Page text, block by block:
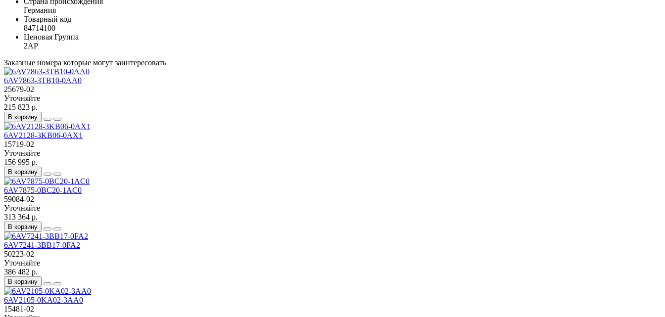
Германия
Товарный код
84714100
Ценовая Группа
2AP
Заказные номера которые могут заинтересовать
6AV7863-3TB10-0AA0
25679-02
Уточняйте
215 823 р.
В корзину
6AV2128-3KB06-0AX1
15719-02
Уточняйте
156 995 р.
В корзину
6AV7875-0BC20-1AC0
59084-02
Уточняйте
313 364 р.
В корзину
6AV7241-3BB17-0FA2
50223-02
Уточняйте
386 482 р.
В корзину
6AV2105-0KA02-3AA0
15481-02